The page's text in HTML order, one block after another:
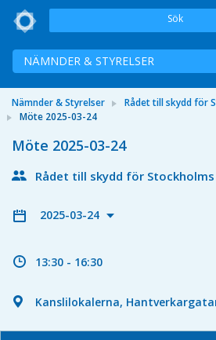
Sök
NÄMNDER & STYRELSER
Nämnder & Styrelser
Rådet till skydd för
Möte 2025-03-24
Möte 2025-03-24
Rådet till skydd för
2025-03-24
13:30 - 16:30
Kanslilokalerna,